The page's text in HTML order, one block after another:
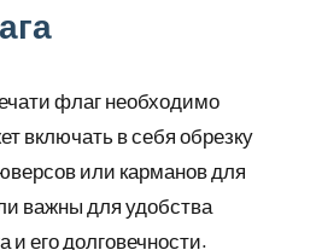
флаг необходимо
включать в себя обрезку
или карманов для
важны для удобства
и его долговечности.